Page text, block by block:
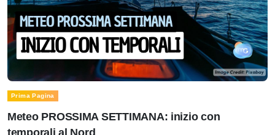
Prima Pagina
Meteo PROSSIMA SETTIMANA: inizio con